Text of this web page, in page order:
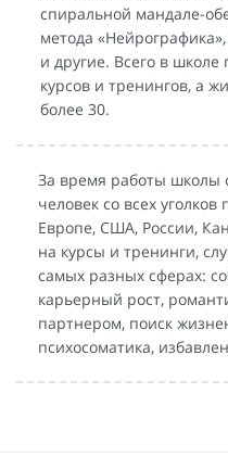
спиральной мандале-
метода
и другие. Всего в
курсов и тренингов, а
более 30.
За время работы школы
человек со всех
Европе, США, России,
на курсы и тренинги,
самых разных сферах:
карьерный рост,
партнером, поиск
психосоматика,